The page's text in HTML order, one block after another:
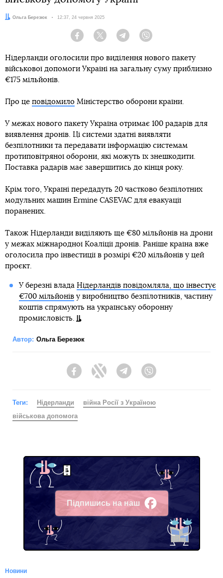
Автор:
Ольга Березюк Дата:
12:37, 24 червня 2025
Facebook Twitter Telegram
Нідерланди оголосили про виділення нового пакету
військової допомоги Україні на загальну суму приблизно
€175 мільйонів.
Про це повідомило Міністерство оборони країни.
У межах нового пакету Україна отримає 100 радарів для
виявлення дронів. Ці системи здатні виявляти
безпілотники та передавати інформацію системам
протиповітряної оборони, які можуть їх знешкодити.
Поставка радарів має завершитись до кінця року.
Крім того, Україні передадуть 20 частково безпілотних
модульних машин Ermine CASEVAC для евакуації
поранених.
Також Нідерланди виділяють ще €80 мільйонів на дрони
у межах міжнародної Коаліції дронів. Раніше країна вже
оголосила про інвестиції в розмірі €20 мільйонів у цей
проєкт.
У березні влада Нідерландів повідомляла, що інвестує
€700 мільйоніву виробництво безпілотників, частину
коштів спрямують на українську оборонну
промисловість.
Автор: Ольга Березюк
FacebookTwitter Telegram
Теги: Нідерланди
війна Росії з Україною
військова допомога
Підпишись на наш
Facebook
Новини